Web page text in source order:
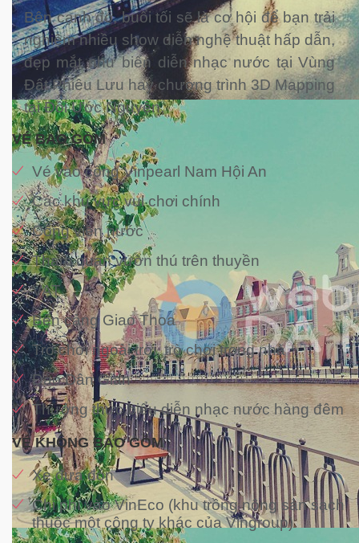
Bên cạnh đó, buổi tối sẽ là cơ hội để bạn trải
nghiệm nhiều show diễn nghệ thuật hấp dẫn,
đẹp mắt như biển diễn nhạc nước tại Vùng
Đất Phiêu Lưu hay chương trình 3D Mapping
tại Đồi Ước Nguyện.
VÉ BAO GỒM
Vé vào cổng Vinpearl Nam Hội An
Các khu vực vui chơi chính
Công viên nước
Tham quan vườn thú trên thuyền
VAT
Bến cảng Giao Thoa
Trò chơi ngoài trời, trò chơi trong nhà
Đảo Dân Gian
Thưởng thức biểu diễn nhạc nước hàng đêm
VÉ KHÔNG BAO GỒM
Xe đưa đón
Chi phí vào VinEco (khu trồng nông sản sạch
thuộc một công ty khác của Vingroup)